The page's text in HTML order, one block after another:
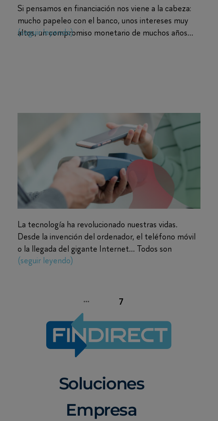
Si pensamos en financiación nos viene a la cabeza:
mucho papeleo con el banco, unos intereses muy
altos, un compromiso monetario de muchos años…
(seguir leyendo)
La tecnología ha revolucionado nuestras vidas.
Desde la invención del ordenador, el teléfono móvil
o la llegada del gigante Internet… Todos son
grandes avances tecnológicos, pero hay uno “algo”
de crédito o débito. Adiós al dinero en efectivo
efectivo: más de la
(seguir leyendo)
… 7
Soluciones
Empresa